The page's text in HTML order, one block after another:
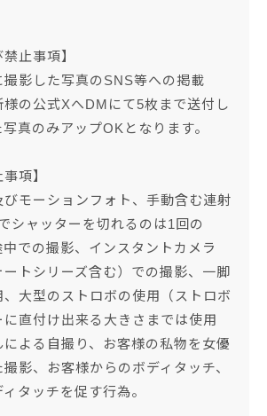
止事項】
撮影した写真のSNS等への掲載
様の公式XへDMにて5枚まで送付し
真のみアップOKとなります。
項】
びモーションフォト、手動含む連射
シャッターを切れるのは1回の
での撮影、インスタントカメラ
ートシリーズ含む）での撮影、一脚
大型のストロボの使用（ストロボ
に直付け出来る大きさまでは使用
よる自撮り、お客様の私物を女優
影、お客様からのボディタッチ、
タッチを促す行為。